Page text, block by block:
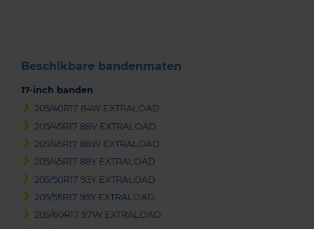
Beschikbare bandenmaten
17-inch banden
205/40R17 84W EXTRALOAD
205/45R17 88V EXTRALOAD
205/45R17 88W EXTRALOAD
205/45R17 88Y EXTRALOAD
205/50R17 93Y EXTRALOAD
205/55R17 95Y EXTRALOAD
205/60R17 97W EXTRALOAD